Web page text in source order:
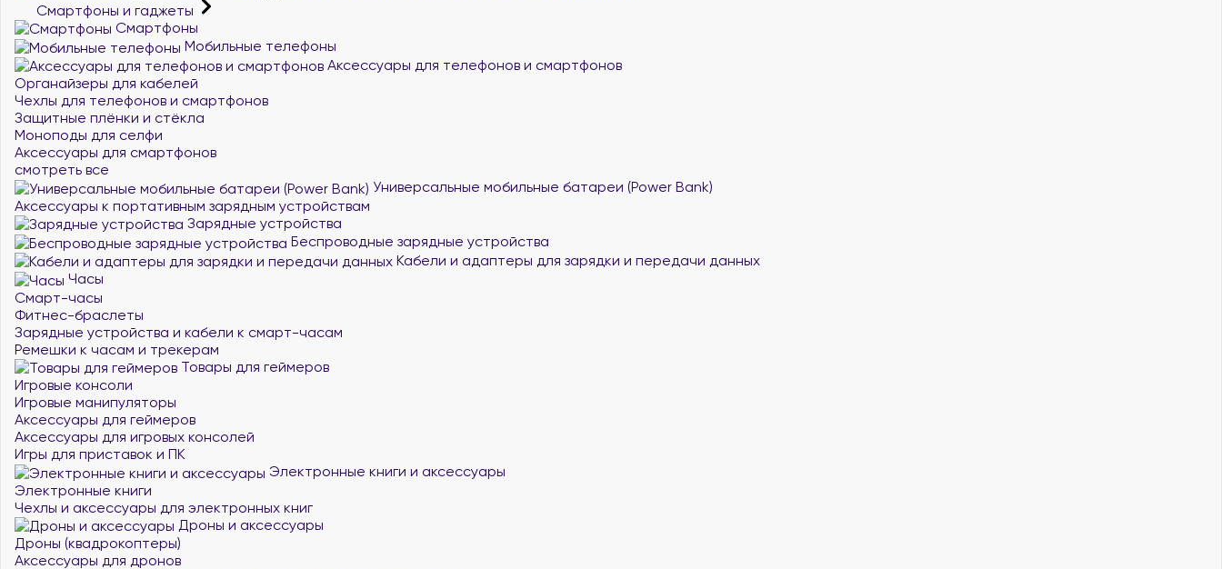
Смартфоны и гаджеты
Смартфоны
Мобильные телефоны
Аксессуары для телефонов и смартфонов
Органайзеры для кабелей
Чехлы для телефонов и смартфонов
Защитные плёнки и стёкла
Моноподы для селфи
Аксессуары для смартфонов
смотреть все
Универсальные мобильные батареи (Power Bank)
Аксессуары к портативным зарядным устройствам
Зарядные устройства
Беспроводные зарядные устройства
Кабели и адаптеры для зарядки и передачи данных
Часы
Смарт-часы
Фитнес-браслеты
Зарядные устройства и кабели к смарт-часам
Ремешки к часам и трекерам
Товары для геймеров
Игровые консоли
Игровые манипуляторы
Аксессуары для геймеров
Аксессуары для игровых консолей
Игры для приставок и ПК
Электронные книги и аксессуары
Электронные книги
Чехлы и аксессуары для электронных книг
Дроны и аксессуары
Дроны (квадрокоптеры)
Аксессуары для дронов